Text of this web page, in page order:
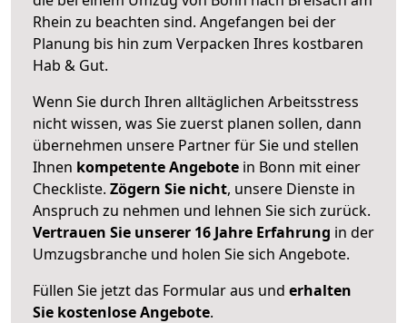
Rhein zu beachten sind. Angefangen bei der
Planung bis hin zum Verpacken Ihres kostbaren
Hab & Gut.
Wenn Sie durch Ihren alltäglichen Arbeitsstress
nicht wissen, was Sie zuerst planen sollen, dann
übernehmen unsere Partner für Sie und stellen
Ihnen kompetente Angebote in Bonn mit einer
Checkliste. Zögern Sie nicht, unsere Dienste in
Anspruch zu nehmen und lehnen Sie sich zurück.
Vertrauen Sie unserer 16 Jahre Erfahrung in der
Umzugsbranche und holen Sie sich Angebote.
Füllen Sie jetzt das Formular aus und erhalten
Sie kostenlose Angebote.